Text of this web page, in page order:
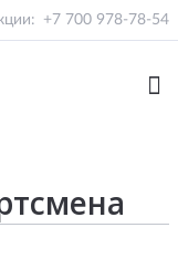
+7 700 978-78-54